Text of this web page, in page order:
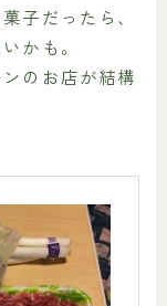
子だったら、
かも。
のお店が結構